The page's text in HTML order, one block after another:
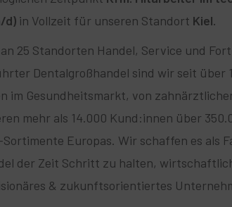
d) in Vollzeit für unseren Standort Kiel.
25 Standorten Handel, Service und
Dentalgroßhandel sind wir seit über
im Gesundheitsmarkt, von
mehr als 14.000 Kund:innen über
Europas. Wir schaffen es als
der Zeit Schritt zu halten,
& zukunftsorientiertes